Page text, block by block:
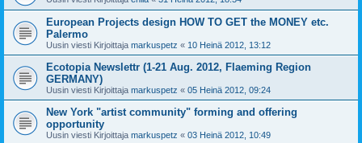
European Projects design HOW TO GET the MONEY etc.
Palermo
Uusin viesti Kirjoittaja markuspetz « 10 Heinä 2012, 13:12
Ecotopia Newslettr (1-21 Aug. 2012, Flaeming Region
GERMANY)
Uusin viesti Kirjoittaja markuspetz « 05 Heinä 2012, 09:24
New York "artist community" forming and offering
opportunity
Uusin viesti Kirjoittaja markuspetz « 03 Heinä 2012, 10:49